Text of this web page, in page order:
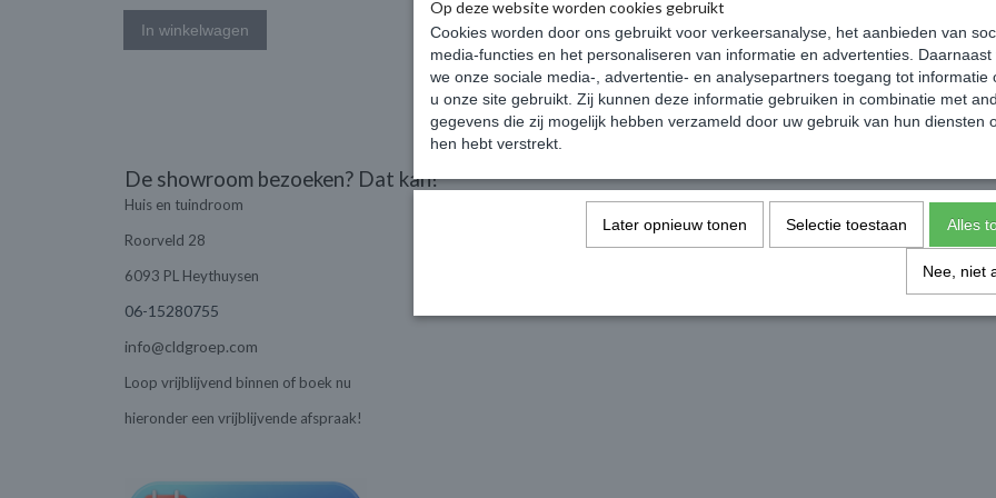
In winkelwagen In winkelwagen In winkelwagen
1
De showroom bezoeken? Dat kan!
Huis en tuindroom
Roorveld 28
6093 PL Heythuysen
06-15280755
info@cldgroep.com
Loop vrijblijvend binnen of boek nu
hieronder een vrijblijvende afspraak!
Op deze website worden cookies gebruikt
Cookies worden door ons gebruikt voor verkeersanalyse, het aanbieden van
media-functies en het personaliseren van informatie en advertenties. Daarnaast
we onze sociale media-, advertentie- en analysepartners toegang tot informatie
u onze site gebruikt. Zij kunnen deze informatie gebruiken in combinatie met
gegevens die zij mogelijk hebben verzameld door uw gebruik van hun diensten
hen hebt verstrekt.
Later opnieuw tonen Selectie toestaan Alles
Nee, niet